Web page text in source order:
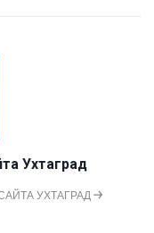
Ухтаград
УХТАГРАД